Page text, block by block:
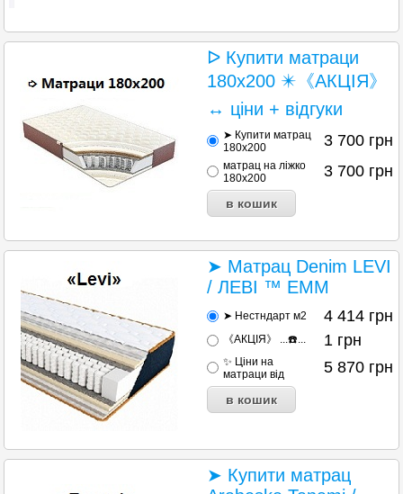
ᐅ Купити матраци
180х200 ✴️《АКЦІЯ》
↔ ціни + відгуки
➤ Купити матрац
180х200
3 700 грн
матрац на ліжко
180х200
3 700 грн
➤ Матрац Denim LEVI
/ ЛЕВІ ™ ЕММ
➤ Нестндарт м2 4 414 грн
《АКЦІЯ》 ...☎️... 1 грн
✨ Ціни на
матраци від
5 870 грн
➤ Купити матрац